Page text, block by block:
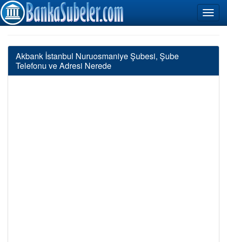
Akbank İstanbul Nuruosmaniye Şubesi, Şube
Telefonu ve Adresi Nerede